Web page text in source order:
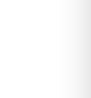
Dies
des
und